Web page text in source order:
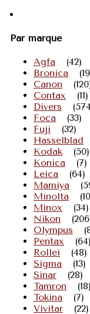
Par marque
Agfa
(42)
Bronica
Canon
Contax
(11)
Divers
Foca
(33)
Fuji
(32)
Hasselblad
Kodak
(50)
Konica
(7)
Leica
(64)
Mamiya
Minolta
Minox
(34)
Nikon
Olympus
Pentax
Rollei
(48)
Sigma
(13)
Sinar
(28)
Tamron
Tokina
(7)
Vivitar
(22)